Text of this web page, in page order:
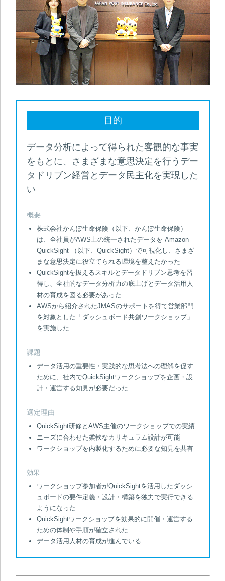
目的
データ分析によって得られた客観的な事実
をもとに、さまざまな意思決定を行うデー
タドリブン経営とデータ民主化を実現した
い
概要
株式会社かんぽ生命保険（以下、かんぽ生命保険）
は、全社員がAWS上の統一されたデータを Amazon
QuickSight （以下、QuickSight）で可視化し、さまざ
まな意思決定に役立てられる環境を整えたかった
QuickSightを扱えるスキルとデータドリブン思考を習
得し、全社的なデータ分析力の底上げとデータ活用人
材の育成を図る必要があった
AWSから紹介されたJMASのサポートを得て営業部門
を対象とした「ダッシュボード共創ワークショップ」
を実施した
課題
データ活用の重要性・実践的な思考法への理解を促す
ために、社内でQuickSightワークショップを企画・設
計・運営する知見が必要だった
選定理由
QuickSight研修とAWS主催のワークショップでの実績
ニーズに合わせた柔軟なカリキュラム設計が可能
ワークショップを内製化するために必要な知見を共有
効果
ワークショップ参加者がQuickSightを活用したダッシ
ュボードの要件定義・設計・構築を独力で実行できる
ようになった
QuickSightワークショップを効果的に開催・運営する
ための体制や手順が確立された
データ活用人材の育成が進んでいる